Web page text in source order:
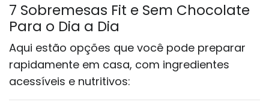
7 Sobremesas Fit e Sem Chocolate
Para o Dia a Dia
Aqui estão opções que você pode preparar
rapidamente em casa, com ingredientes
acessíveis e nutritivos: